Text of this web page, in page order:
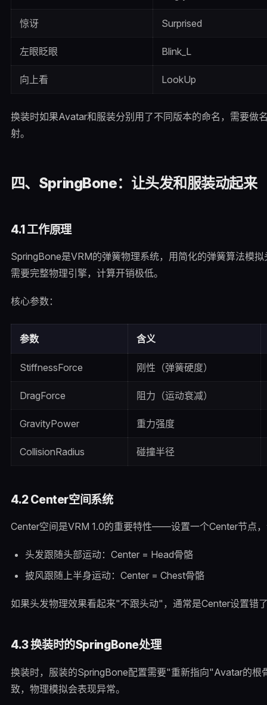
惊讶 Surprised
左眼眨眼 Blink_L
向上看 LookUp
换装时如果Avatar和服装分别用了不同版本的命名，需要做
射。
四、SpringBone：让头发和服装动起来
4.1 工作原理
SpringBone是VRM的弹簧物理系统，用简化的弹簧算法模
需要完整物理引擎，计算开销极低。
核心参数：
参数 含义
StiffnessForce 刚性（弹簧硬度）
DragForce 阻力（运动衰减）
GravityPower 重力强度
CollisionRadius 碰撞半径
4.2 Center空间系统
Center空间是VRM 1.0的重要特性——设置一个Center节点
头发跟随头部运动：Center = Head骨骼
披风跟随上半身运动：Center = Chest骨骼
如果头发物理效果看起来"不跟头动"，通常是Center设置错
4.3 换装时的SpringBone处理
换装时，服装的SpringBone配置需要"重新指向"Avatar的根
致，物理模拟会表现异常。